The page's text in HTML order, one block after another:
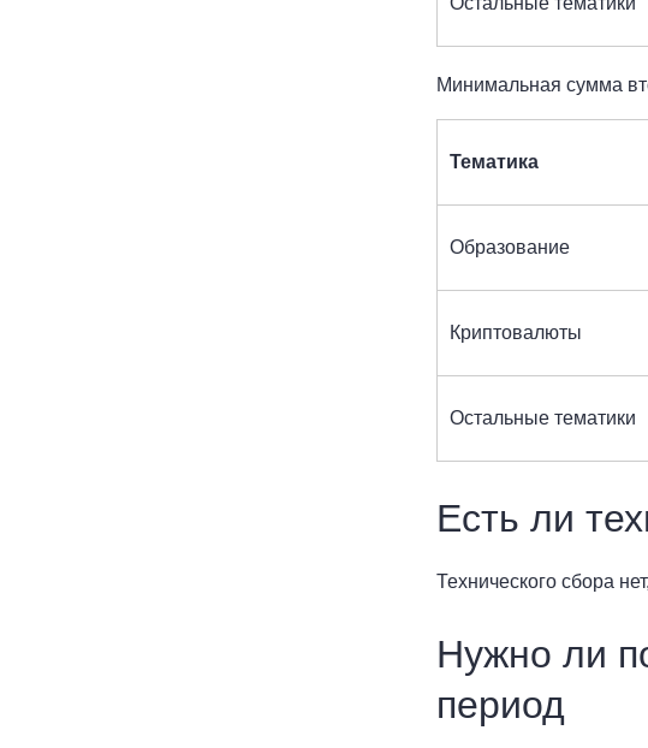
Минимальная сумма
Тематика
Образование
Криптовалюты
Остальные тематики
Есть ли
Технического сбора
Нужно ли
период